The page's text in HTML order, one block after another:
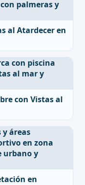
al Atardecer en
con Vistas al
en